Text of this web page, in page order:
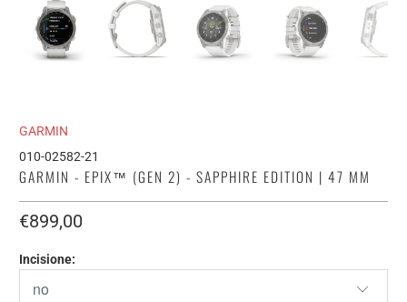
GARMIN
010-02582-21
GARMIN - EPIX™ (GEN 2) - SAPPHIRE EDITION | 47 MM
€899,00
Incisione: